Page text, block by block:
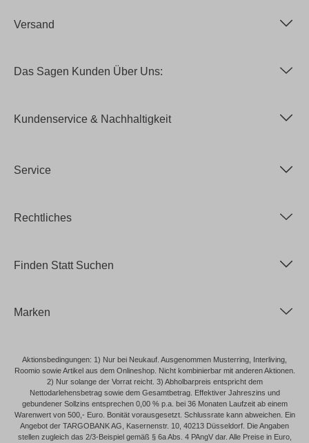
Versand
Das Sagen Kunden Über Uns:
Kundenservice & Nachhaltigkeit
Service
Rechtliches
Finden Statt Suchen
Marken
Aktionsbedingungen: 1) Nur bei Neukauf. Ausgenommen Musterring, Interliving,
Roomio sowie Artikel aus dem Onlineshop. Nicht kombinierbar mit anderen Aktionen.
2) Nur solange der Vorrat reicht. 3) Abholbarpreis entspricht dem
Nettodarlehensbetrag sowie dem Gesamtbetrag. Effektiver Jahreszins und
gebundener Sollzins entsprechen 0,00 % p.a. bei 36 Monaten Laufzeit ab einem
Warenwert von 500,- Euro. Bonität vorausgesetzt. Schlussrate kann abweichen. Ein
Angebot der TARGOBANK AG, Kasernenstr. 10, 40213 Düsseldorf. Die Angaben
stellen zugleich das 2/3-Beispiel gemäß § 6a Abs. 4 PAngV dar. Alle Preise in Euro,